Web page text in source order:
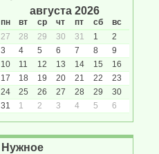
августа 2026
пн вт ср чт пт сб
вс
27
28 29 30 31 1
2
3
4 5 6 7 8
9
10
11 12 13 14 15
16
17
18 19 20 21 22
23
24
25 26 27 28 29
30
31
1 2 3 4 5 6
Нужное